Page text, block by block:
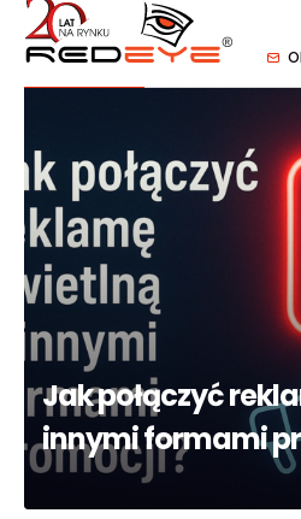
Jak połączyć
innymi formami